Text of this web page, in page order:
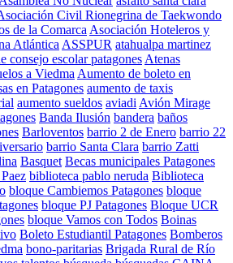
Civil Rionegrina de Taekwondo
de la Comarca Asociación Hoteleros y
Atlántica ASSPUR atahualpa martinez
consejo escolar patagones Atenas
a Viedma Aumento de boleto en
en Patagones aumento de taxis
aumento sueldos aviadi Avión Mirage
Banda Ilusión bandera baños
Barloventos barrio 2 de Enero barrio 22
barrio Santa Clara barrio Zatti
Basquet Becas municipales Patagones
biblioteca pablo neruda Biblioteca
bloque Cambiemos Patagones bloque
bloque PJ Patagones Bloque UCR
bloque Vamos con Todos Boinas
Boleto Estudiantil Patagones Bomberos
bono-paritarias Brigada Rural de Río